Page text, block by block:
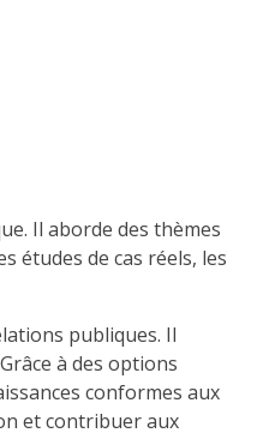
Il aborde des thèmes
études de cas réels, les
publiques. Il
à des options
conformes aux
et contribuer aux